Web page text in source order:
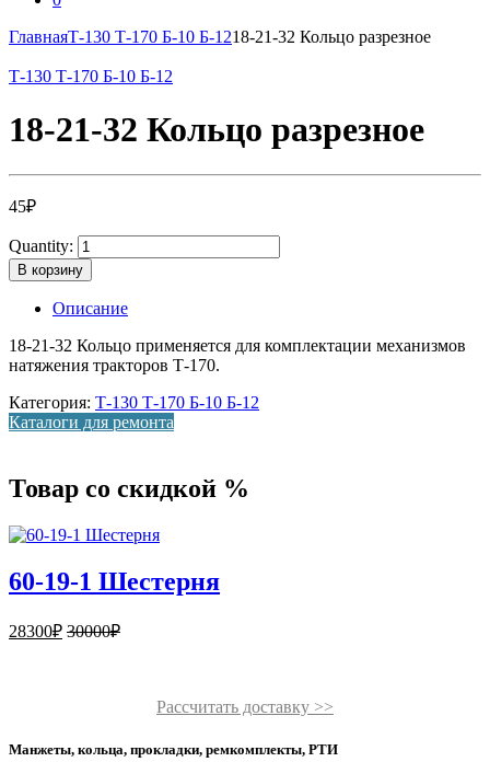
ГлавнаяТ-130 Т-170 Б-10 Б-1218-21-32 Кольцо разрезное
Т-130 Т-170 Б-10 Б-12
18-21-32 Кольцо разрезное
45₽
Quantity:
В корзину
Описание
18-21-32 Кольцо применяется для комплектации механизмов
натяжения тракторов Т-170.
Категория: Т-130 Т-170 Б-10 Б-12
Каталоги для ремонта
Товар со скидкой %
60-19-1 Шестерня
28300₽ 30000₽
Рассчитать доставку >>
Манжеты, кольца, прокладки, ремкомплекты, РТИ